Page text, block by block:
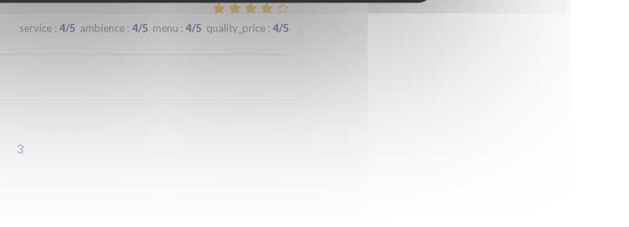
service: 4/5 ambience: 4/5 menu : 4/5 quality_price: 4/5
3